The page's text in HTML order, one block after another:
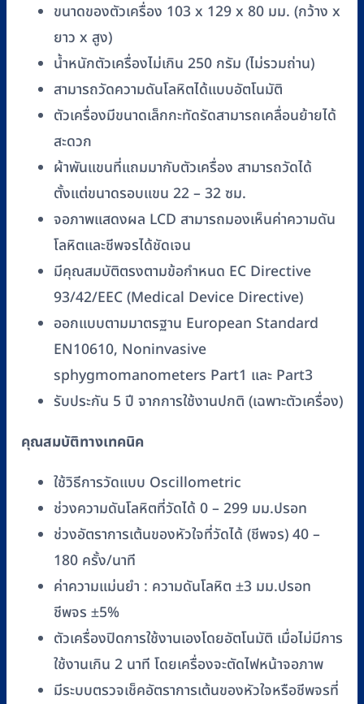
ขนาดของตัวเครื่อง 103 x 129 x 80 มม. (กว้าง x
ยาว x สูง)
น้ำหนักตัวเครื่องไม่เกิน 250 กรัม (ไม่รวมถ่าน)
สามารถวัดความดันโลหิตได้แบบอัตโนมัติ
ตัวเครื่องมีขนาดเล็กกะทัดรัดสามารถเคลื่อนย้ายได้
สะดวก
ผ้าพันแขนที่แถมมากับตัวเครื่อง สามารถวัดได้
ตั้งแต่ขนาดรอบแขน 22 – 32 ซม.
จอภาพแสดงผล LCD สามารถมองเห็นค่าความดัน
โลหิตและชีพจรได้ชัดเจน
มีคุณสมบัติตรงตามข้อกำหนด EC Directive
93/42/EEC (Medical Device Directive)
ออกแบบตามมาตรฐาน European Standard
EN10610, Noninvasive
sphygmomanometers Part1 และ Part3
รับประกัน 5 ปี จากการใช้งานปกติ (เฉพาะตัวเครื่อง)
คุณสมบัติทางเทคนิค
ใช้วิธีการวัดแบบ Oscillometric
ช่วงความดันโลหิตที่วัดได้ 0 – 299 มม.ปรอท
ช่วงอัตราการเต้นของหัวใจที่วัดได้ (ชีพจร) 40 –
180 ครั้ง/นาที
ค่าความแม่นยำ : ความดันโลหิต ±3 มม.ปรอท
ชีพจร ±5%
ตัวเครื่องปิดการใช้งานเองโดยอัตโนมัติ เมื่อไม่มีการ
ใช้งานเกิน 2 นาที โดยเครื่องจะตัดไฟหน้าจอภาพ
มีระบบตรวจเช็คอัตราการเต้นของหัวใจหรือชีพจรที่